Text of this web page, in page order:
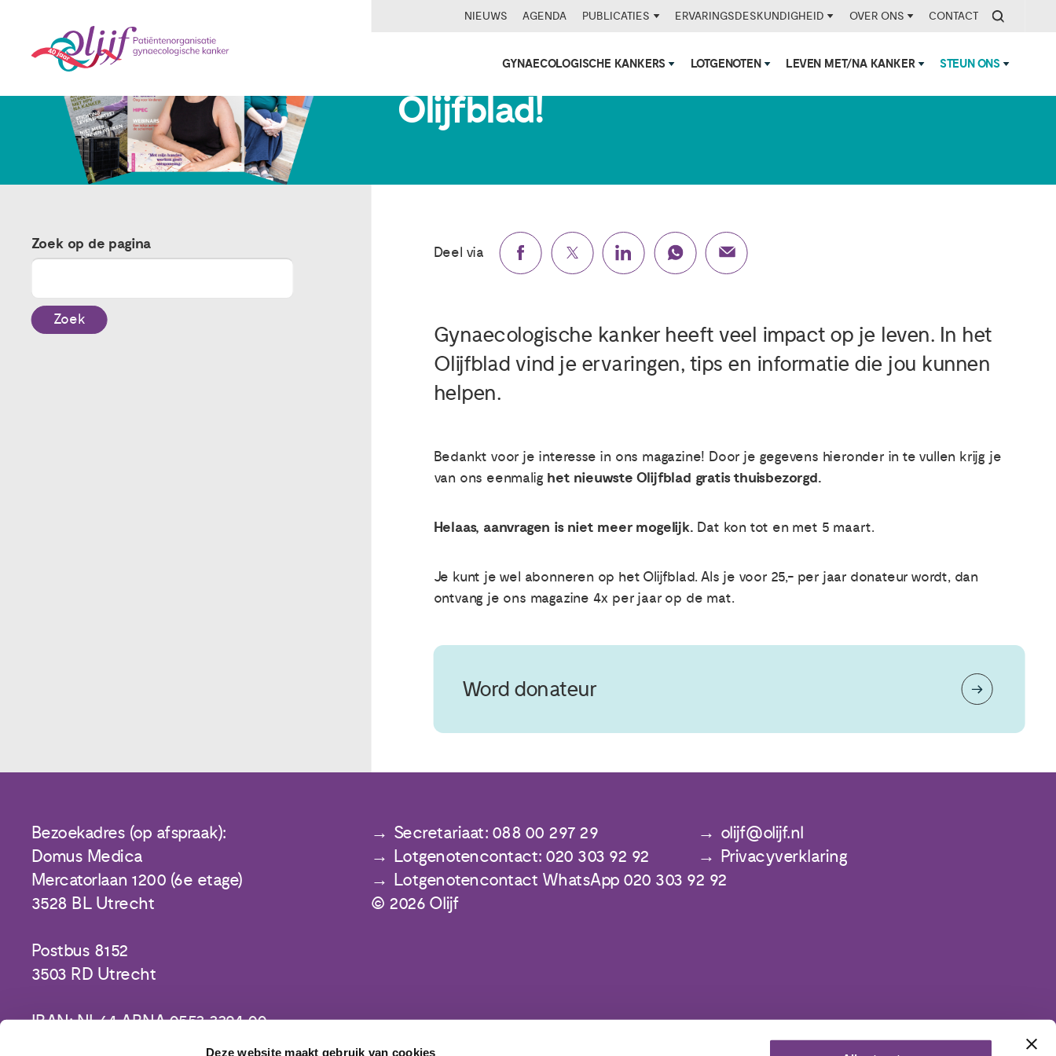
Deze website maakt gebruik van cookies
NIEUWS AGENDA PUBLICATIES ERVARINGSDESKUNDIGHEID OVER ONS CONTACT
GYNAECOLOGISCHE KANKERS LOTGENOTEN LEVEN MET/NA KANKER STEUN ONS
Ontvang jouw gratis exemplaar van
Olijfblad!
Zoek op de pagina
Zoek
Deel via
Gynaecologische kanker heeft veel impact op je leven. In het
Olijfblad vind je ervaringen, tips en informatie die jou kunnen
helpen.
Bedankt voor je interesse in ons magazine! Door je gegevens hieronder in te vullen krijg je
van ons eenmalig het nieuwste Olijfblad gratis thuisbezorgd.
Helaas, aanvragen is niet meer mogelijk. Dat kon tot en met 5 maart.
Je kunt je wel abonneren op het Olijfblad. Als je voor 25,- per jaar donateur wordt, dan
ontvang je ons magazine 4x per jaar op de mat.
Word donateur
Bezoekadres (op afspraak):
Domus Medica
Mercatorlaan 1200 (6e etage)
3528 BL Utrecht
Postbus 8152
3503 RD Utrecht
IBAN: NL64 ABNA 0553 3394 00
Secretariaat: 088 00 297 29
olijf@olijf.nl
Lotgenotencontact: 020 303 92 92
Privacyverklaring
Lotgenotencontact WhatsApp 020 303 92 92
© 2026 Olijf